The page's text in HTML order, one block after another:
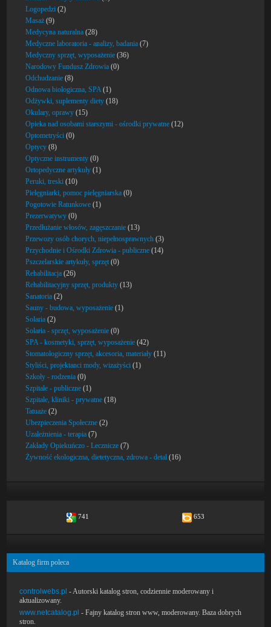
Logopedzi (2)
Masaż (9)
Medycyna naturalna (28)
Medyczne laboratoria - analizy, badania (7)
Medyczny sprzęt, wyposażenie (36)
Narodowy Fundusz Zdrowia (0)
Odchudzanie (8)
Odnowa biologiczna, SPA(1)
Odżywki, suplementy diety (18)
Okulary, oprawy (15)
Opieka nad osobami starszymi - ośrodki prywatne (12)
Optometryści (0)
Optycy (8)
Optyczne instrumenty (0)
Ortopedyczne artykuły (1)
Peruki, treski (10)
Pielęgniarki, pomoc pielęgniarska (0)
Pogotowie Ratunkowe (1)
Prezerwatywy (0)
Przedłużanie włosów, zagęszczanie (13)
Przewozy osób chorych, niepełnosprawnych (3)
Przychodnie i Ośrodki Zdrowia - publiczne (14)
Pszczelarskie artykuły, sprzęt (0)
Rehabilitacja (26)
Rehabilitacyjny sprzęt, produkty (13)
Sanatoria (2)
Sauny - budowa, wyposażenie (1)
Solaria (2)
Solaria - sprzęt, wyposażenie (0)
SPA - kosmetyki, sprzęt, wyposażenie (42)
Stomatologiczny sprzęt, akcesoria, materiały (11)
Styliści, projektanci mody, wizażyści (1)
Szkoły - rodzenia (0)
Szpitale - publiczne (1)
Szpitale, kliniki - prywatne (18)
Tatuaże (2)
Ubezpieczenia Społeczne (2)
Uzależnienia - terapia (7)
Zakłady Opiekuńczo - Lecznicze (7)
Żywność ekologiczna, dietetyczna, zdrowa - detal (16)
741 653
Katalog firm poleca
controlwebs.pl - Autorski katalog stron, codziennie moderowany i
aktualizowany.
www.netcatalog.pl - Fajny katalog stron www, moderowany. Baza dobrych
stron.